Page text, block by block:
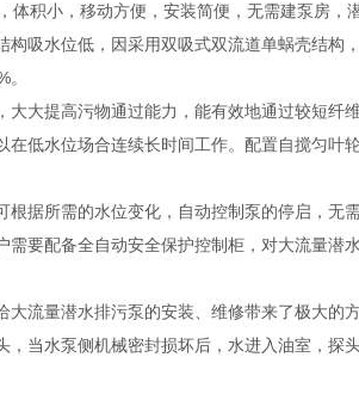
小，移动方便，安装简便，无需建泵房，潜
水位低，因采用双吸式双流道单蜗壳结构
提高污物通过能力，能有效地通过较短纤维
水位场合连续长时间工作。配置自搅匀叶
所需的水位变化，自动控制泵的停启，无需
要配备全自动安全保护控制柜，对大流量潜
量潜水排污泵的安装、维修带来了极大的方
水泵侧机械密封损坏后，水进入油室，探头